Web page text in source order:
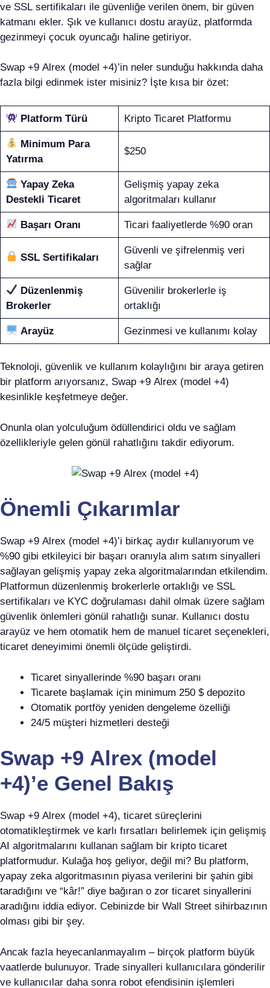
ve SSL sertifikaları ile güvenliğe verilen önem, bir güven
katmanı ekler. Şık ve kullanıcı dostu arayüz, platformda
gezinmeyi çocuk oyuncağı haline getiriyor.
Swap +9 Alrex (model +4)’in neler sunduğu hakkında daha
fazla bilgi edinmek ister misiniz? İşte kısa bir özet:
Platform Türü Kripto Ticaret Platformu
Minimum Para
Yatırma
$250
Yapay Zeka
Destekli Ticaret
Gelişmiş yapay zeka
algoritmaları kullanır
Başarı Oranı Ticari faaliyetlerde %90 oran
SSL Sertifikaları
Güvenli ve şifrelenmiş veri
sağlar
Düzenlenmiş
Brokerler
Güvenilir brokerlerle iş
ortaklığı
Arayüz Gezinmesi ve kullanımı kolay
Teknoloji, güvenlik ve kullanım kolaylığını bir araya getiren
bir platform arıyorsanız, Swap +9 Alrex (model +4)
kesinlikle keşfetmeye değer.
Onunla olan yolculuğum ödüllendirici oldu ve sağlam
özellikleriyle gelen gönül rahatlığını takdir ediyorum.
Önemli Çıkarımlar
Swap +9 Alrex (model +4)’i birkaç aydır kullanıyorum ve
%90 gibi etkileyici bir başarı oranıyla alım satım sinyalleri
sağlayan gelişmiş yapay zeka algoritmalarından etkilendim.
Platformun düzenlenmiş brokerlerle ortaklığı ve SSL
sertifikaları ve KYC doğrulaması dahil olmak üzere sağlam
güvenlik önlemleri gönül rahatlığı sunar. Kullanıcı dostu
arayüz ve hem otomatik hem de manuel ticaret seçenekleri,
ticaret deneyimimi önemli ölçüde geliştirdi.
Ticaret sinyallerinde %90 başarı oranı
Ticarete başlamak için minimum 250 $ depozito
Otomatik portföy yeniden dengeleme özelliği
24/5 müşteri hizmetleri desteği
Swap +9 Alrex (model
+4)’e Genel Bakış
Swap +9 Alrex (model +4), ticaret süreçlerini
otomatikleştirmek ve karlı fırsatları belirlemek için gelişmiş
AI algoritmalarını kullanan sağlam bir kripto ticaret
platformudur. Kulağa hoş geliyor, değil mi? Bu platform,
yapay zeka algoritmasının piyasa verilerini bir şahin gibi
taradığını ve “kâr!” diye bağıran o zor ticaret sinyallerini
aradığını iddia ediyor. Cebinizde bir Wall Street sihirbazının
olması gibi bir şey.
Ancak fazla heyecanlanmayalım – birçok platform büyük
vaatlerde bulunuyor. Trade sinyalleri kullanıcılara gönderilir
ve kullanıcılar daha sonra robot efendisinin işlemleri